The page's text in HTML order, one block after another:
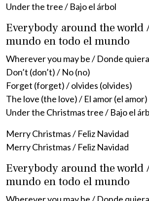
Under the tree / Bajo el árbol
Everybody around the world
mundo en todo el mundo
Wherever you may be / Donde
Don’t (don’t) / No (no)
Forget (forget) / olvides (olvides)
The love (the love) / El amor (el amor)
Under the Christmas tree / Bajo el
Merry Christmas / Feliz Navidad
Merry Christmas / Feliz Navidad
Everybody around the world
mundo en todo el mundo
Wherever you may be / Donde